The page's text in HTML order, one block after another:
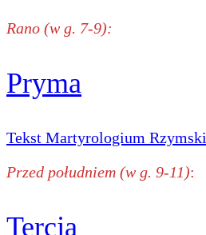
Rano (w g. 7-9):
Pryma
Tekst Martyrologium
Przed południem (w g. 9-11):
Tercja